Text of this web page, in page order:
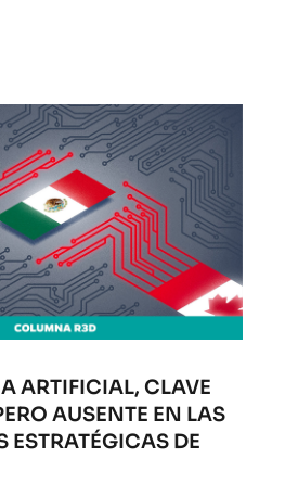
ARTIFICIAL, CLAVE
AUSENTE EN LAS
ESTRATÉGICAS DE